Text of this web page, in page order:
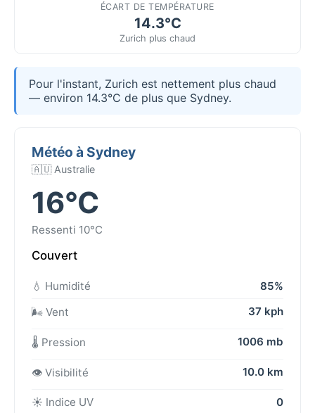
ÉCART DE TEMPÉRATURE
14.3°C
Zurich plus chaud
Pour l'instant, Zurich est nettement plus chaud
— environ 14.3°C de plus que Sydney.
Météo à Sydney
🇦🇺 Australie
16°C
Ressenti 10°C
Couvert
💧 Humidité
85%
🌬️ Vent
37 kph
🌡️ Pression 1006 mb
👁️ Visibilité 10.0 km
☀️ Indice UV 0